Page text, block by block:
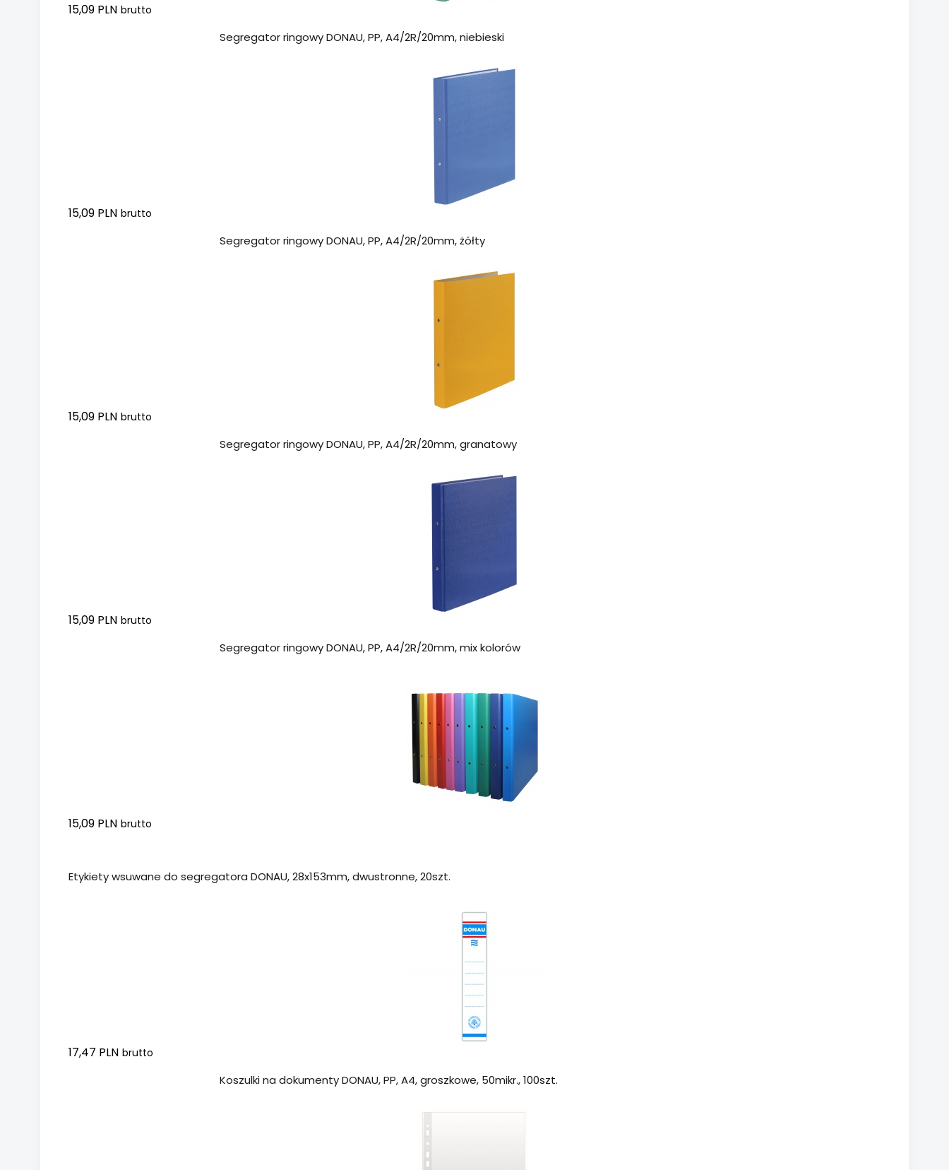
15,09 PLN brutto
Segregator ringowy DONAU, PP, A4/2R/20mm, niebieski
15,09 PLN brutto
Segregator ringowy DONAU, PP, A4/2R/20mm, żółty
15,09 PLN brutto
Segregator ringowy DONAU, PP, A4/2R/20mm, granatowy
15,09 PLN brutto
Segregator ringowy DONAU, PP, A4/2R/20mm, mix kolorów
15,09 PLN brutto
Etykiety wsuwane do segregatora DONAU, 28x153mm, dwustronne, 20szt.
17,47 PLN brutto
Koszulki na dokumenty DONAU, PP, A4, groszkowe, 50mikr., 100szt.